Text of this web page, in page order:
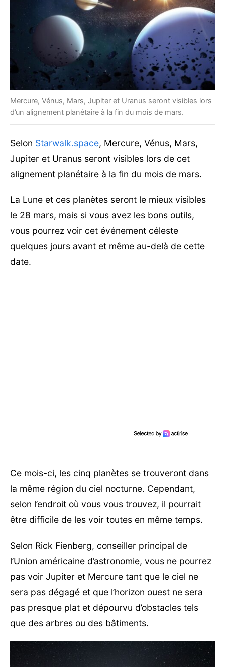
Mercure, Vénus, Mars, Jupiter et Uranus seront visibles lors
d’un alignement planétaire à la fin du mois de mars.
Selon Starwalk.space, Mercure, Vénus, Mars,
Jupiter et Uranus seront visibles lors de cet
alignement planétaire à la fin du mois de mars.
La Lune et ces planètes seront le mieux visibles
le 28 mars, mais si vous avez les bons outils,
vous pourrez voir cet événement céleste
quelques jours avant et même au-delà de cette
date.
Ce mois-ci, les cinq planètes se trouveront dans
la même région du ciel nocturne. Cependant,
selon l’endroit où vous vous trouvez, il pourrait
être difficile de les voir toutes en même temps.
Selon Rick Fienberg, conseiller principal de
l’Union américaine d’astronomie, vous ne pourrez
pas voir Jupiter et Mercure tant que le ciel ne
sera pas dégagé et que l’horizon ouest ne sera
pas presque plat et dépourvu d’obstacles tels
que des arbres ou des bâtiments.